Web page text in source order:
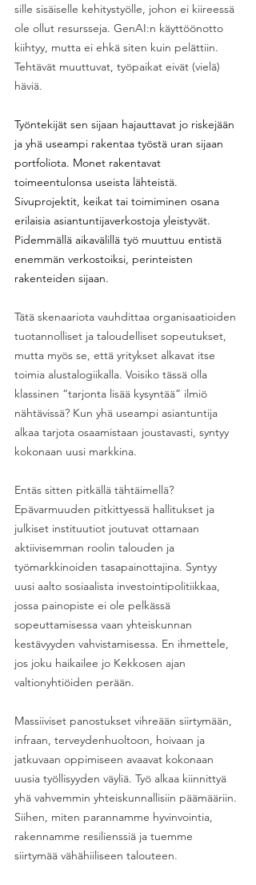
sille sisäiselle kehitystyölle, johon ei kiireessä
ole ollut resursseja. GenAI:n käyttöönotto
kiihtyy, mutta ei ehkä siten kuin pelättiin.
Tehtävät muuttuvat, työpaikat eivät (vielä)
häviä.
Työntekijät sen sijaan hajauttavat jo riskejään
ja yhä useampi rakentaa työstä uran sijaan
portfoliota. Monet rakentavat
toimeentulonsa useista lähteistä.
Sivuprojektit, keikat tai toimiminen osana
erilaisia asiantuntijaverkostoja yleistyvät.
Pidemmällä aikavälillä työ muuttuu entistä
enemmän verkostoiksi, perinteisten
rakenteiden sijaan.
Tätä skenaariota vauhdittaa organisaatioiden
tuotannolliset ja taloudelliset sopeutukset,
mutta myös se, että yritykset alkavat itse
toimia alustalogiikalla. Voisiko tässä olla
klassinen “tarjonta lisää kysyntää” ilmiö
nähtävissä? Kun yhä useampi asiantuntija
alkaa tarjota osaamistaan joustavasti, syntyy
kokonaan uusi markkina.
Entäs sitten pitkällä tähtäimellä?
Epävarmuuden pitkittyessä hallitukset ja
julkiset instituutiot joutuvat ottamaan
aktiivisemman roolin talouden ja
työmarkkinoiden tasapainottajina. Syntyy
uusi aalto sosiaalista investointipolitiikkaa,
jossa painopiste ei ole pelkässä
sopeuttamisessa vaan yhteiskunnan
kestävyyden vahvistamisessa. En ihmettele,
jos joku haikailee jo Kekkosen ajan
valtionyhtiöiden perään.
Massiiviset panostukset vihreään siirtymään,
infraan, terveydenhuoltoon, hoivaan ja
jatkuvaan oppimiseen avaavat kokonaan
uusia työllisyyden väyliä. Työ alkaa kiinnittyä
yhä vahvemmin yhteiskunnallisiin päämääriin.
Siihen, miten parannamme hyvinvointia,
rakennamme resilienssiä ja tuemme
siirtymää vähähiiliseen talouteen.